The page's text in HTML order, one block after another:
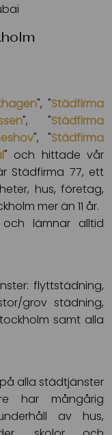
", "Städfirma
", "Städfirma
", "Städfirma
" och hittade vår
Städfirma 77, ett
hus, företag,
mer än 11 år.
lämnar alltid
flyttstädning,
grov städning,
samt alla
alla städtjänster
har mångårig
av hus,